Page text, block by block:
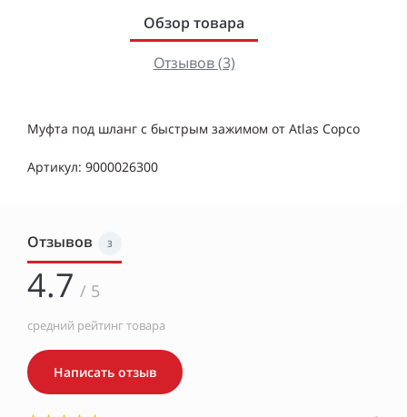
Обзор товара
Отзывов (3)
Муфта под шланг с быстрым зажимом от Atlas Copco
Артикул: 9000026300
Отзывов 3
4.7 / 5
средний рейтинг товара
Написать отзыв